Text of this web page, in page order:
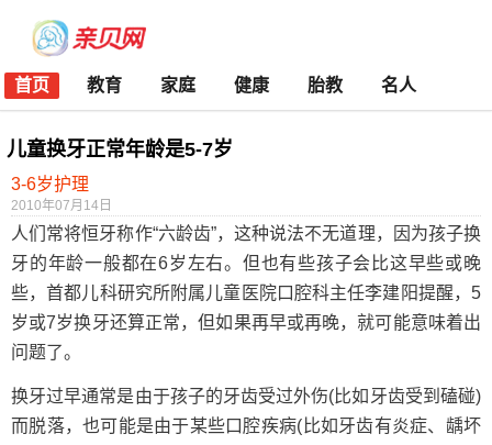
首页 教育 家庭 健康 胎教 名人
儿童换牙正常年龄是5-7岁
3-6岁护理
2010年07月14日
人们常将恒牙称作“六龄齿”，这种说法不无道理，因为孩子换
牙的年龄一般都在6岁左右。但也有些孩子会比这早些或晚
些，首都儿科研究所附属儿童医院口腔科主任李建阳提醒，5
岁或7岁换牙还算正常，但如果再早或再晚，就可能意味着出
问题了。
换牙过早通常是由于孩子的牙齿受过外伤(比如牙齿受到磕碰)
而脱落，也可能是由于某些口腔疾病(比如牙齿有炎症、龋坏